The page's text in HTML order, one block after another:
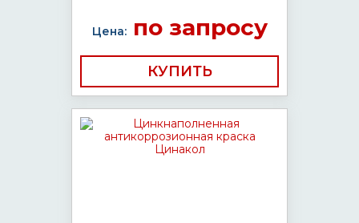
Цена:по запросу
КУПИТЬ